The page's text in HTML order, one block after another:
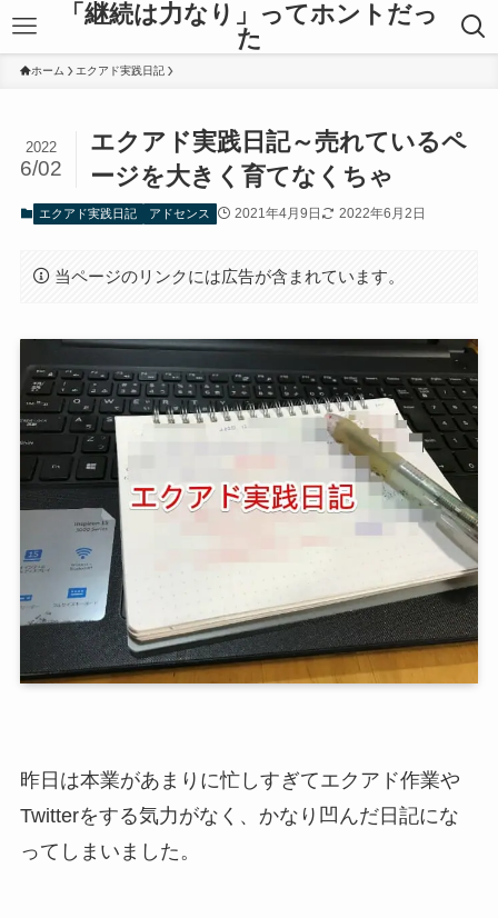
「継続は力なり」ってホントだっ
た
ホーム エクアド実践日記
エクアド実践日記～売れているペ
ージを大きく育てなくちゃ
2022
6/02
エクアド実践日記 アドセンス 2021年4月9日 2022年6月2日
当ページのリンクには広告が含まれています。
昨日は本業があまりに忙しすぎてエクアド作業や
Twitterをする気力がなく、かなり凹んだ日記にな
ってしまいました。